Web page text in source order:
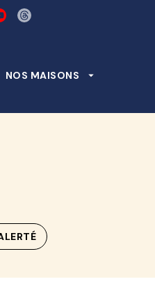
CONTENU
NOS MAISONS arrow_drop_down